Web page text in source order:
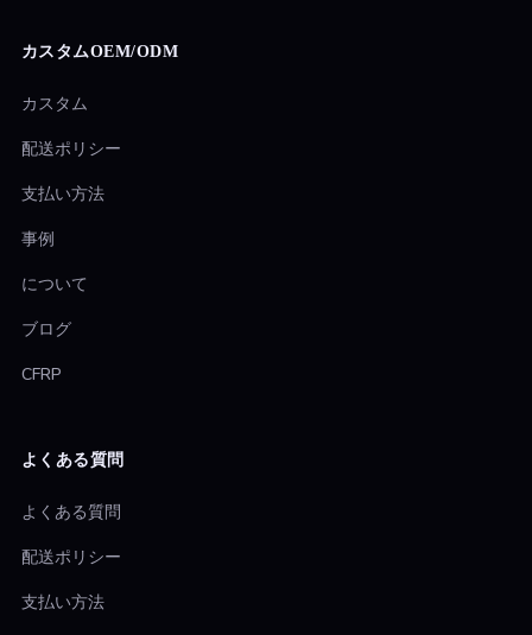
カスタムOEM/ODM
カスタム
配送ポリシー
支払い方法
事例
について
ブログ
CFRP
よくある質問
よくある質問
配送ポリシー
支払い方法